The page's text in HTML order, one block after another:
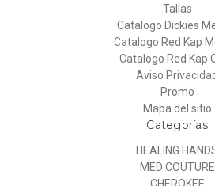
Tallas
Catalogo Dickies
Catalogo Red Kap
Catalogo Red Kap
Aviso
Promo
Mapa del sitio
Categorías
HEALING
MED COUTURE